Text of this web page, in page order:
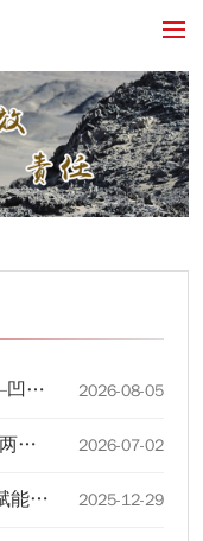
“万土之王”叩开高端新材料大门——凹土公司研发团队接受新华日报采访 2026-08-05
祝贺 | 江苏总队党组织及个人荣获“两优一先”表彰 2026-07-02
“十四五”收官 | 科技创新成果斐然 赋能总队高质量发展再上新台阶 2025-12-29